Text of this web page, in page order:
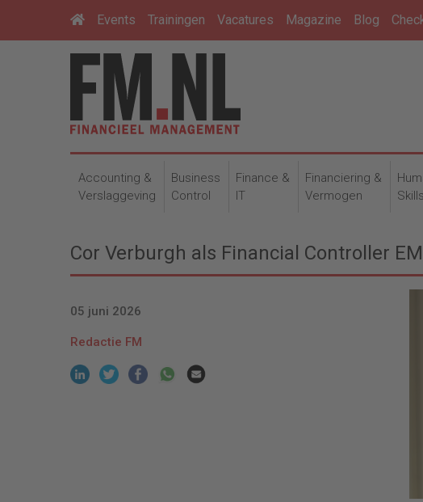
Events Trainingen Vacatures Magazine Blog
Accounting &
Verslaggeving
Business
Control
Finance &
IT
Financiering &
Vermogen
Skills
Cor Verburgh als Financial Controller
05 juni 2026
Redactie FM